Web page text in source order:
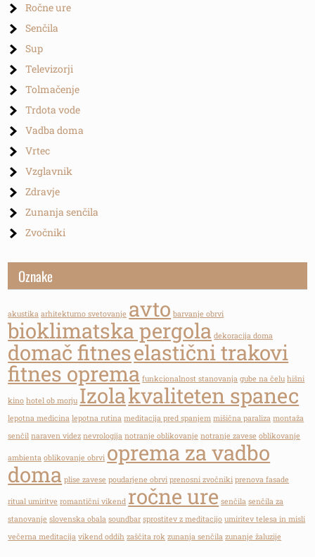
Ročne ure
Senčila
Sup
Televizorji
Tolmačenje
Trdota vode
Vadba doma
Vrtec
Vzglavnik
Zdravje
Zunanja senčila
Zvočniki
Oznake
akustika arhitekturno svetovanje avto barvanje obrvi
bioklimatska pergola dekoracija doma
domač fitneselastični trakovi
fitnes oprema funkcionalnost stanovanja gube na čelu hišni
kino hotel ob morju Izolakvaliteten spanec
lepotna medicina lepotna rutina meditacija pred spanjem mišična paraliza montaža
senčil naraven videz nevrologija notranje oblikovanje notranje zavese oblikovanje
ambienta oblikovanje obrvi oprema za vadbo
doma plise zavese poudarjene obrvi prenosni zvočniki prenova fasade
ritual umiritve romantični vikend ročne ure senčila senčila za
stanovanje slovenska obala soundbar sprostitev z meditacijo umiritev telesa in misli
večerna meditacija vikend oddih zaščita rok zunanja senčila zunanje žaluzije